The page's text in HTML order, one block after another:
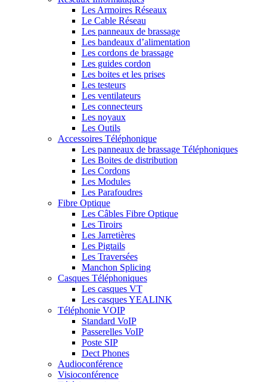
Les Armoires Réseaux
Le Cable Réseau
Les panneaux de brassage
Les bandeaux d’alimentation
Les cordons de brassage
Les guides cordon
Les boites et les prises
Les testeurs
Les ventilateurs
Les connecteurs
Les noyaux
Les Outils
Accessoires Téléphonique
Les panneaux de brassage Téléphoniques
Les Boites de distribution
Les Cordons
Les Modules
Les Parafoudres
Fibre Optique
Les Câbles Fibre Optique
Les Tiroirs
Les Jarretières
Les Pigtails
Les Traversées
Manchon Splicing
Casques Téléphoniques
Les casques VT
Les casques YEALINK
Téléphonie VOIP
Standard VoIP
Passerelles VoIP
Poste SIP
Dect Phones
Audioconférence
Visioconférence